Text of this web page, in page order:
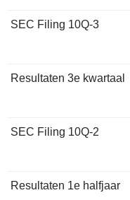
SEC Filing 10Q-3
Resultaten 3e kwartaal
SEC Filing 10Q-2
Resultaten 1e halfjaar